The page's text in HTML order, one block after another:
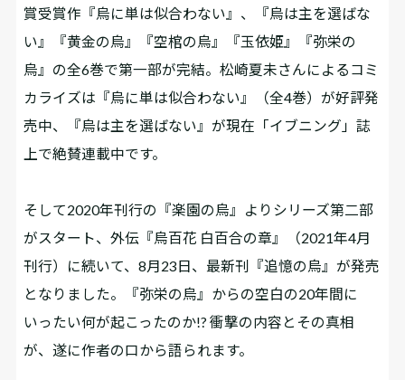
賞受賞作『烏に単は似合わない』、『烏は主を選ばな
い』『黄金の烏』『空棺の烏』『玉依姫』『弥栄の
烏』の全6巻で第一部が完結。松崎夏未さんによるコミ
カライズは『烏に単は似合わない』（全4巻）が好評発
売中、『烏は主を選ばない』が現在「イブニング」誌
上で絶賛連載中です。
そして2020年刊行の『楽園の烏』よりシリーズ第二部
がスタート、外伝『烏百花 白百合の章』（2021年4月
刊行）に続いて、8月23日、最新刊『追憶の烏』が発売
となりました。『弥栄の烏』からの空白の20年間に
いったい何が起こったのか!? ――衝撃の内容とその真相
が、遂に作者の口から語られます。